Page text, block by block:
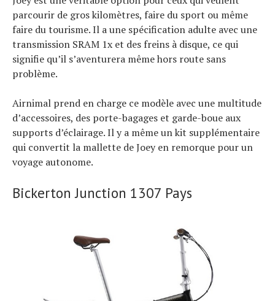
parcourir de gros kilomètres, faire du sport ou même
faire du tourisme. Il a une spécification adulte avec une
transmission SRAM 1x et des freins à disque, ce qui
signifie qu’il s’aventurera même hors route sans
problème.
Airnimal prend en charge ce modèle avec une multitude
d’accessoires, des porte-bagages et garde-boue aux
supports d’éclairage. Il y a même un kit supplémentaire
qui convertit la mallette de Joey en remorque pour un
voyage autonome.
Bickerton Junction 1307 Pays